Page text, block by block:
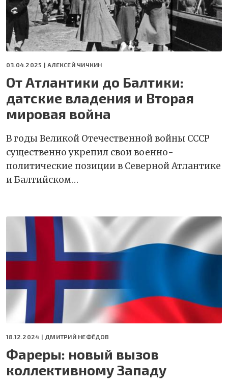
03.04.2025 |АЛЕКСЕЙ ЧИЧКИН
От Атлантики до Балтики:
датские владения и Вторая
мировая война
В годы Великой Отечественной войны СССР
существенно укрепил свои военно-
политические позиции в Северной Атлантике
и Балтийском…
18.12.2024 | ДМИТРИЙ НЕФЁДОВ
Фареры: новый вызов
коллективному Западу